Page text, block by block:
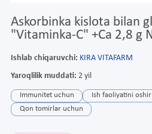
Askorbinka kislota bilan
"Vitaminka-C" +Ca 2,8 g
Ishlab chiqaruvchi: KIRA VITAFARM
Yaroqlilik muddati: 2 yil
Immunitet uchun
Ish faoliyatini
Qon tomirlar uchun